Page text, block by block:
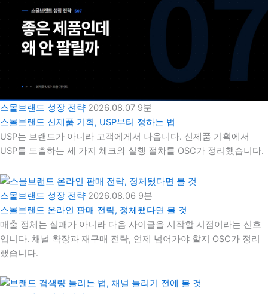
스몰브랜드 성장 전략 2026.08.07 9분
스몰브랜드 신제품 기획, USP부터 정하는 법
USP는 브랜드가 아니라 고객에게서 나옵니다. 신제품 기획에서
USP를 도출하는 세 가지 체크와 실행 절차를 OSC가 정리했습니다.
스몰브랜드 성장 전략 2026.08.06 9분
스몰브랜드 온라인 판매 전략, 정체됐다면 볼 것
매출 정체는 실패가 아니라 다음 사이클을 시작할 시점이라는 신호
입니다. 채널 확장과 재구매 전략, 언제 넘어가야 할지 OSC가 정리
했습니다.